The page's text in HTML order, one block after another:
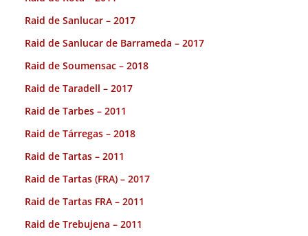
Raid de Sanlucar – 2017
Raid de Sanlucar de Barrameda – 2017
Raid de Soumensac – 2018
Raid de Taradell – 2017
Raid de Tarbes – 2011
Raid de Tárregas – 2018
Raid de Tartas – 2011
Raid de Tartas (FRA) – 2017
Raid de Tartas FRA – 2011
Raid de Trebujena – 2011